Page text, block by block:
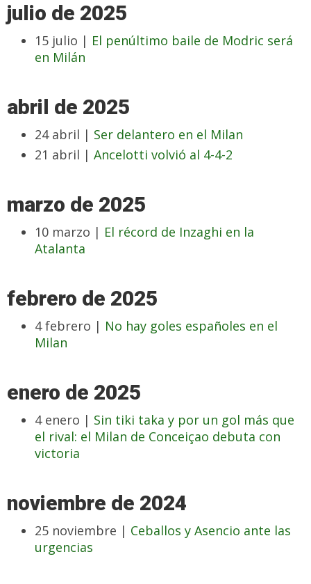
julio de 2025
15 julio | El penúltimo baile de Modric será
en Milán
abril de 2025
24 abril | Ser delantero en el Milan
21 abril | Ancelotti volvió al 4-4-2
marzo de 2025
10 marzo | El récord de Inzaghi en la
Atalanta
febrero de 2025
4 febrero | No hay goles españoles en el
Milan
enero de 2025
4 enero | Sin tiki taka y por un gol más que
el rival: el Milan de Conceiçao debuta con
victoria
noviembre de 2024
25 noviembre | Ceballos y Asencio ante las
urgencias